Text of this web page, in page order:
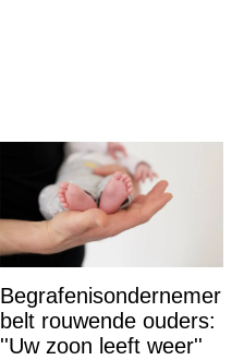
Begrafenisondernemer
belt rouwende ouders:
''Uw zoon leeft weer''